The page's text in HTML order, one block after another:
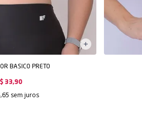
BASICO PRETO
33,90
sem juros